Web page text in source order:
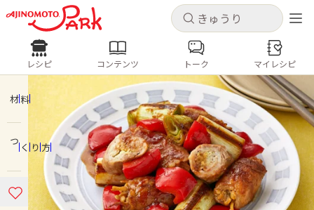
キャンセル
ログインするとレシピを保存できます
ログイン 新規登録
ホーム
コンテンツ
キャンセル
レシピ コンテンツ
人気の食材・レシピ
きゅうり なす トマト
とうもろこし
ピーマン
みょうが ゴーヤ
レシピ コンテンツ トーク マイレシピ
材料
つくり方